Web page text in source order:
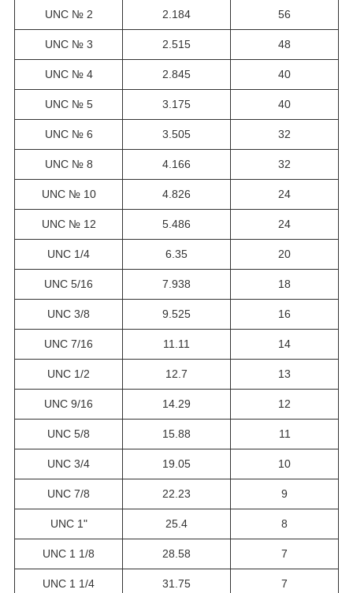
UNC № 2 2.184 56
UNC № 3 2.515 48
UNC № 4 2.845 40
UNC № 5 3.175 40
UNC № 6 3.505 32
UNC № 8 4.166 32
UNC № 10 4.826 24
UNC № 12 5.486 24
UNC 1/4 6.35 20
UNC 5/16 7.938 18
UNC 3/8 9.525 16
UNC 7/16 11.11 14
UNC 1/2 12.7 13
UNC 9/16 14.29 12
UNC 5/8 15.88 11
UNC 3/4 19.05 10
UNC 7/8 22.23 9
UNC 1" 25.4 8
UNC 1 1/8 28.58 7
UNC 1 1/4 31.75 7